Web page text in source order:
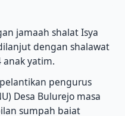
jamaah shalat Isya
dengan shalawat
anak yatim.
pengurus
Desa Bulurejo masa
sumpah baiat